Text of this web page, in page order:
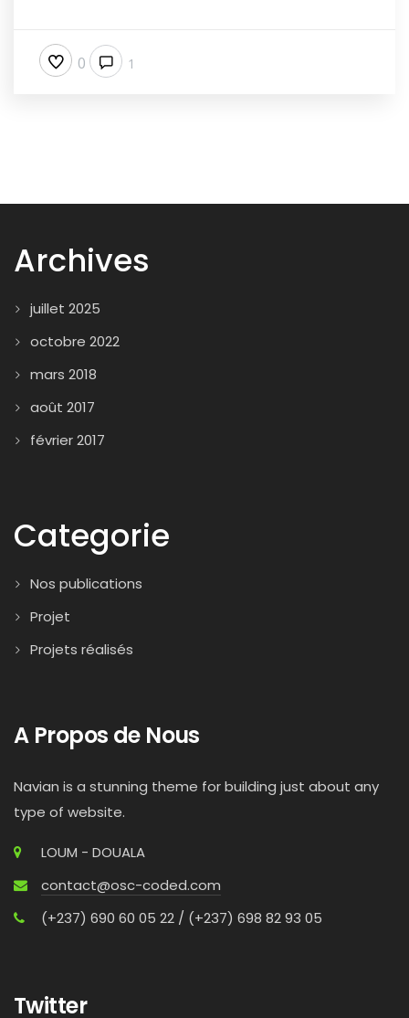
0 1
Archives
juillet 2025
octobre 2022
mars 2018
août 2017
février 2017
Categorie
Nos publications
Projet
Projets réalisés
A Propos de Nous
Navian is a stunning theme for building just about any
type of website.
LOUM - DOUALA
contact@osc-coded.com
(+237) 690 60 05 22 / (+237) 698 82 93 05
Twitter